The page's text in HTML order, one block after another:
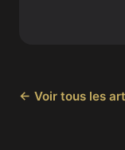
← Voir tous les